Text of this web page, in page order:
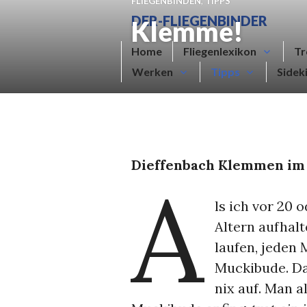
DER-FLIEGENBINDER
Home Fliegenlexikon
Werken
Tipps
Klemme!
Dieffenbach Klemmen im
A
ls ich vor 20
Altern
laufen, jeden
Muckibude.
nix auf. Man